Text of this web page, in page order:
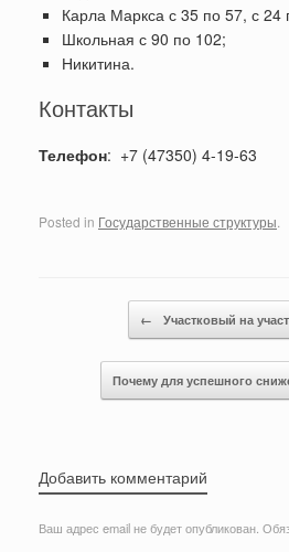
Карла Маркса с 35 по 57, с 24
Школьная с 90 по 102;
Никитина.
Контакты
Телефон: +7 (47350) 4-19-63
Posted in Государственные структуры
← Участковый на
Почему для успешного
Добавить комментарий
Ваш адрес email не будет опубликован.